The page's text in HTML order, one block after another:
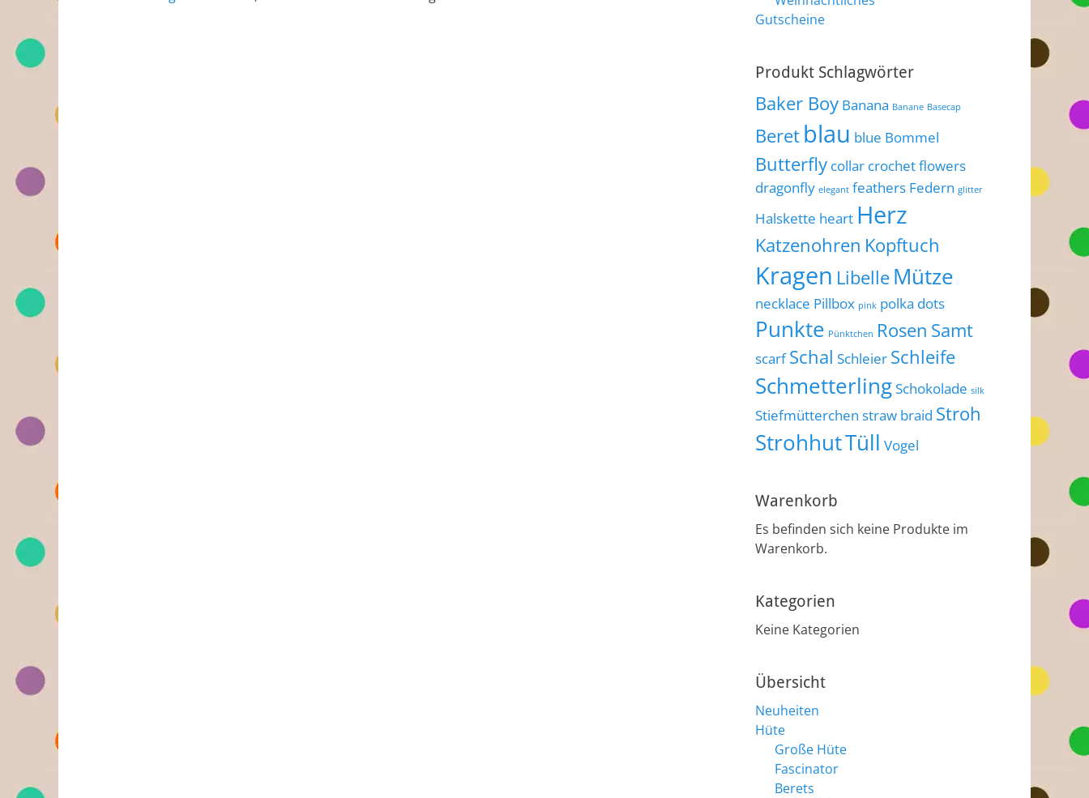
Gutscheine
Produkt Schlagwörter
Baker Boy Banana Banane Basecap
Beret blau blue Bommel
Butterfly collar crochet flowers
dragonfly elegant feathers Federn glitter
Halskette heart Herz
Katzenohren Kopftuch
Kragen Libelle Mütze
necklace Pillbox pink polka dots
Punkte Pünktchen Rosen Samt
scarf Schal Schleier Schleife
SchmetterlingSchokolade silk
Stiefmütterchen straw braid Stroh
StrohhutTüll Vogel
Warenkorb
Es befinden sich keine Produkte im
Warenkorb.
Kategorien
Keine Kategorien
Übersicht
Neuheiten
Hüte
Große Hüte
Fascinator
Berets